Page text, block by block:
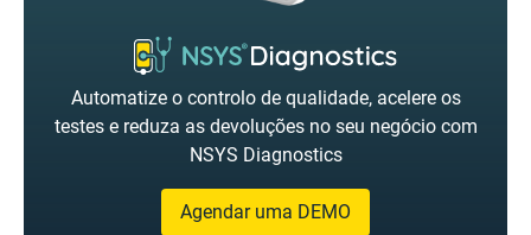
Automatize o controlo de qualidade, acelere os
testes e reduza as devoluções no seu negócio com
NSYS Diagnostics
Agendar uma DEMO